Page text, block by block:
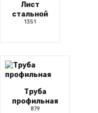
Лист
стальной
1351
Труба
профильная
879